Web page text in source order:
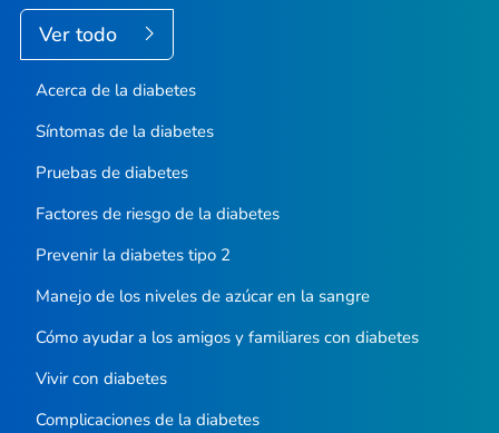
Ver todo
Acerca de la diabetes
Síntomas de la diabetes
Pruebas de diabetes
Factores de riesgo de la diabetes
Prevenir la diabetes tipo 2
Manejo de los niveles de azúcar en la sangre
Cómo ayudar a los amigos y familiares con diabetes
Vivir con diabetes
Complicaciones de la diabetes